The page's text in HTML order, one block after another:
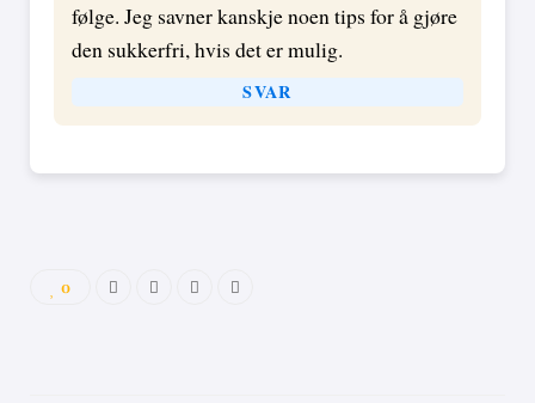
følge. Jeg savner kanskje noen tips for å gjøre
den sukkerfri, hvis det er mulig.
SVAR
0